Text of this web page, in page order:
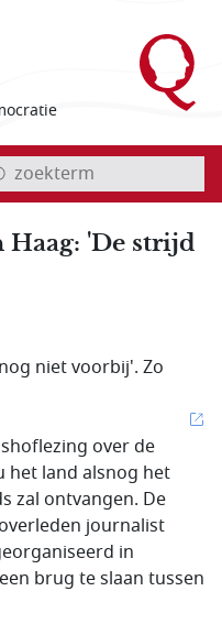
zoekterm
'De strijd
niet voorbij'. Zo
over de
het land alsnog het
zal ontvangen. De
journalist
in
brug te slaan tussen